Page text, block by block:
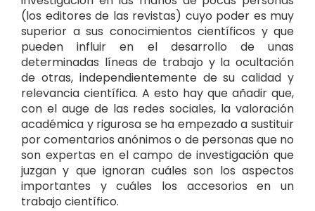
(los editores de las revistas) cuyo poder es muy
superior a sus conocimientos científicos y que
pueden influir en el desarrollo de unas
determinadas líneas de trabajo y la ocultación
de otras, independientemente de su calidad y
relevancia científica. A esto hay que añadir que,
con el auge de las redes sociales, la valoración
académica y rigurosa se ha empezado a sustituir
por comentarios anónimos o de personas que no
son expertas en el campo de investigación que
juzgan y que ignoran cuáles son los aspectos
importantes y cuáles los accesorios en un
trabajo científico.